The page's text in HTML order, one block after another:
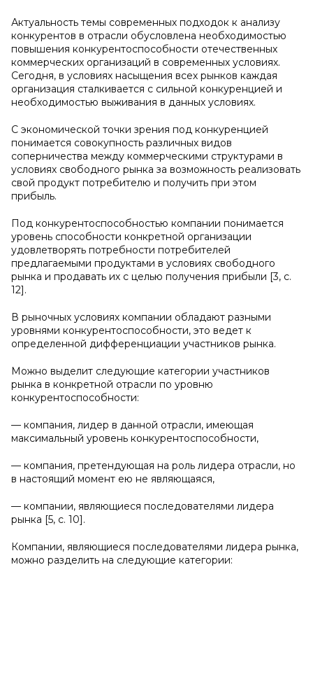
Актуальность темы современных подходок к анализу
конкурентов в отрасли обусловлена необходимостью
повышения конкурентоспособности отечественных
коммерческих организаций в современных условиях.
Сегодня, в условиях насыщения всех рынков каждая
организация сталкивается с сильной конкуренцией и
необходимостью выживания в данных условиях.
С экономической точки зрения под конкуренцией
понимается совокупность различных видов
соперничества между коммерческими структурами в
условиях свободного рынка за возможность реализовать
свой продукт потребителю и получить при этом
прибыль.
Под конкурентоспособностью компании понимается
уровень способности конкретной организации
удовлетворять потребности потребителей
предлагаемыми продуктами в условиях свободного
рынка и продавать их с целью получения прибыли [3, с.
12].
В рыночных условиях компании обладают разными
уровнями конкурентоспособности, это ведет к
определенной дифференциации участников рынка.
Можно выделит следующие категории участников
рынка в конкретной отрасли по уровню
конкурентоспособности:
— компания, лидер в данной отрасли, имеющая
максимальный уровень конкурентоспособности,
— компания, претендующая на роль лидера отрасли, но
в настоящий момент ею не являющаяся,
— компании, являющиеся последователями лидера
рынка [5, с. 10].
Компании, являющиеся последователями лидера рынка,
можно разделить на следующие категории: